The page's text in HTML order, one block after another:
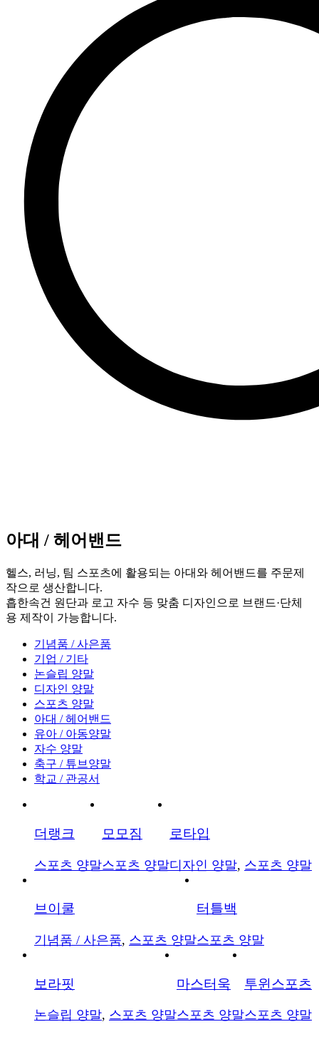
아대 / 헤어밴드
헬스, 러닝, 팀 스포츠에 활용되는 아대와 헤어밴드를 주문제
작으로 생산합니다.
흡한속건 원단과 로고 자수 등 맞춤 디자인으로 브랜드·단체
용 제작이 가능합니다.
기념품 / 사은품
기업 / 기타
논슬립 양말
디자인 양말
스포츠 양말
아대 / 헤어밴드
유아 / 아동양말
자수 양말
축구 / 튜브양말
학교 / 관공서
더랭크
스포츠 양말
모모짐
스포츠 양말
브이쿨
기념품 / 사은품, 스포츠 양말
로타입
디자인 양말, 스포츠 양말
보라핏
논슬립 양말, 스포츠 양말
터틀백
스포츠 양말
마스터욱
스포츠 양말
투윈스포츠
스포츠 양말